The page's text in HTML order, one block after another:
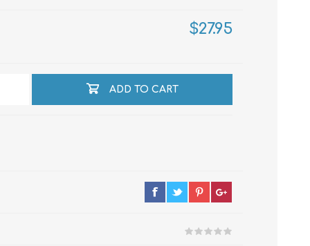
$27.95
ADD TO CART